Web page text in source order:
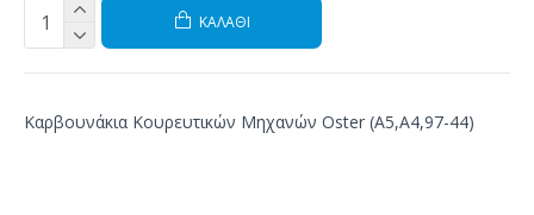
ΚΑΛΆΘΙ
Καρβουνάκια Κουρευτικών Μηχανών Oster (Α5,Α4,97-44)